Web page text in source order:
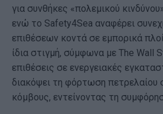
για συνθήκες «πολεμικού
ενώ το Safety4Sea αναφέρει
επιθέσεων κοντά σε εμπορικά
ίδια στιγμή, σύμφωνα με The Wall
επιθέσεις σε ενεργειακές
διακόψει τη φόρτωση πετρελαίου
κόμβους, εντείνοντας τη